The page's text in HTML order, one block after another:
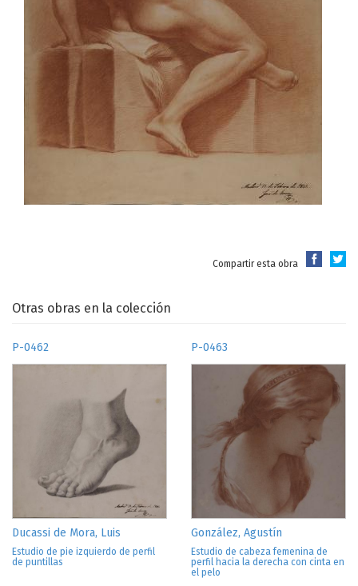
Compartir esta obra
Otras obras en la colección
P-0462
Ducassi de Mora, Luis
Estudio de pie izquierdo de perfil
de puntillas
P-0463
González, Agustín
Estudio de cabeza femenina de
perfil hacia la derecha con cinta en
el pelo